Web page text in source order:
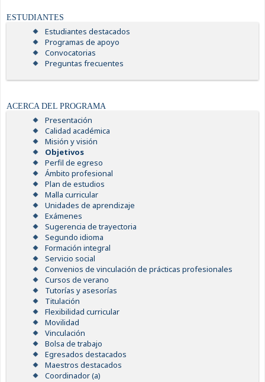
ESTUDIANTES
Estudiantes destacados
Programas de apoyo
Convocatorias
Preguntas frecuentes
ACERCA DEL PROGRAMA
Presentación
Calidad académica
Misión y visión
Objetivos
Perfil de egreso
Ámbito profesional
Plan de estudios
Malla curricular
Unidades de aprendizaje
Exámenes
Sugerencia de trayectoria
Segundo idioma
Formación integral
Servicio social
Convenios de vinculación de prácticas profesionales
Cursos de verano
Tutorías y asesorías
Titulación
Flexibilidad curricular
Movilidad
Vinculación
Bolsa de trabajo
Egresados destacados
Maestros destacados
Coordinador (a)